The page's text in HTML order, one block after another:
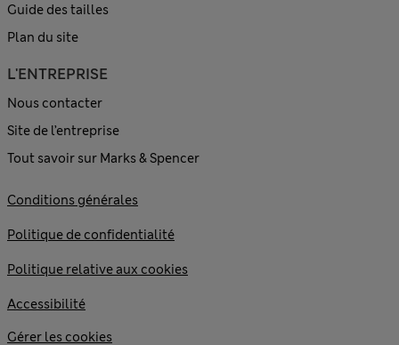
Guide des tailles
Plan du site
L'ENTREPRISE
Nous contacter
Site de l’entreprise
Tout savoir sur Marks & Spencer
Conditions générales
Politique de confidentialité
Politique relative aux cookies
Accessibilité
Gérer les cookies